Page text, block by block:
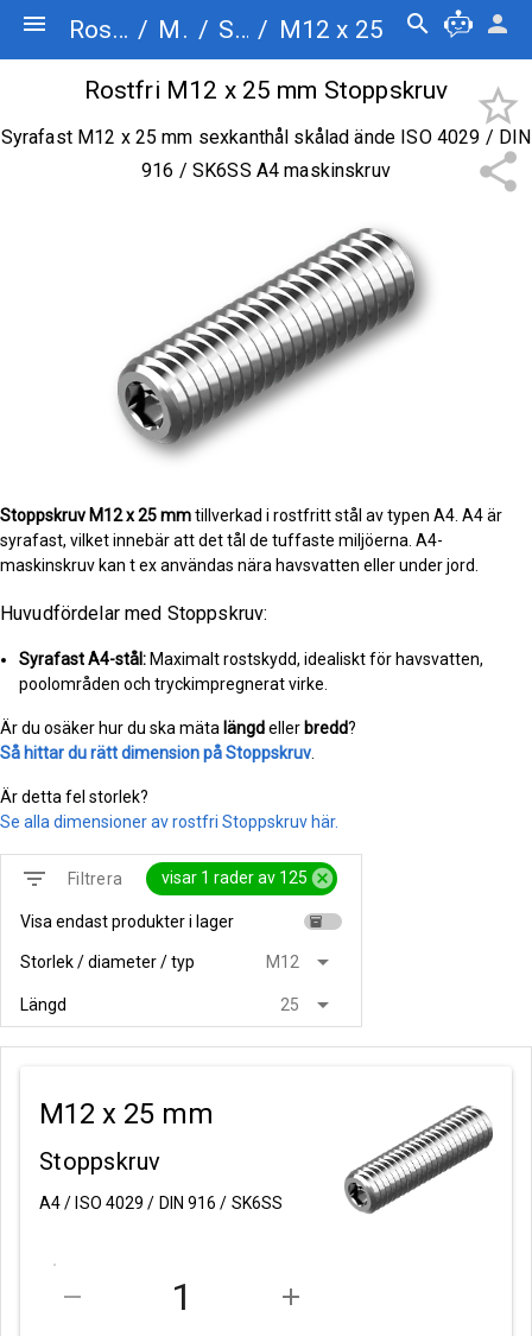
menu Rostfriskruv.se / Maskinskruv / Stoppskruv / M12 x 25 search person
share
star_border
Rostfri M12 x 25 mm Stoppskruv
Syrafast M12 x 25 mm sexkanthål skålad ände ISO 4029 / DIN
916 / SK6SS A4 maskinskruv
Stoppskruv M12 x 25 mmtillverkad i rostfritt stål av typen A4. A4 är
syrafast, vilket innebär att det tål de tuffaste miljöerna. A4-
maskinskruv kan t ex användas nära havsvatten eller under jord.
Huvudfördelar med Stoppskruv:
Syrafast A4-stål: Maximalt rostskydd, idealiskt för havsvatten,
poolområden och tryckimpregnerat virke.
Är du osäker hur du ska mäta längdeller bredd?
Så hittar du rätt dimension på Stoppskruv
Är detta fel storlek?
Se alla dimensioner av rostfri Stoppskruv här.
filter_list Filtrera visar 1 rader av 125 cancel
Visa endast produkter i lager inventory
Storlek / diameter / typ M12 arrow_drop_down
Längd 25 arrow_drop_down
M12 x 25 mm
Stoppskruv
A4 / ISO 4029 / DIN 916 / SK6SS
remove add